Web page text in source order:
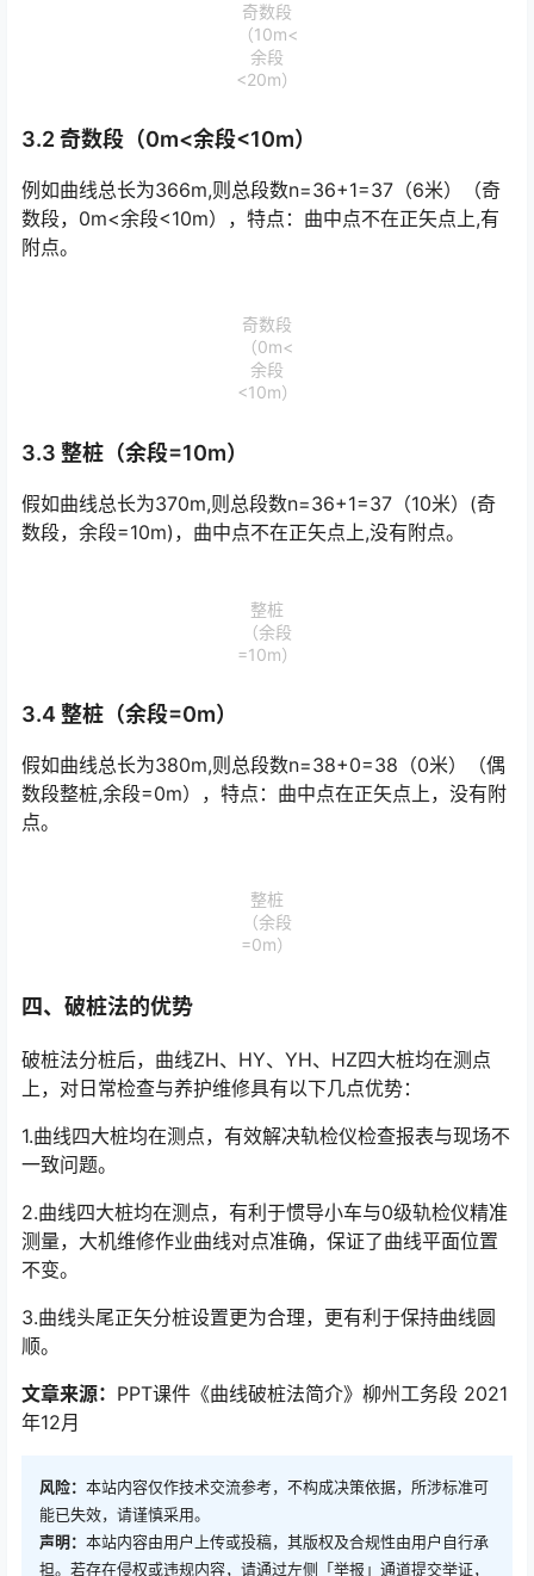
奇数段
（10m<
余段
<20m）
3.2 奇数段（0m<余段<10m）
例如曲线总长为366m,则总段数n=36+1=37（6米）（奇
数段，0m<余段<10m），特点：曲中点不在正矢点上,有
附点。
奇数段
（0m<
余段
<10m）
3.3 整桩（余段=10m）
假如曲线总长为370m,则总段数n=36+1=37（10米）(奇
数段，余段=10m)，曲中点不在正矢点上,没有附点。
整桩
（余段
=10m）
3.4 整桩（余段=0m）
假如曲线总长为380m,则总段数n=38+0=38（0米）（偶
数段整桩,余段=0m），特点：曲中点在正矢点上，没有附
点。
整桩
（余段
=0m）
四、破桩法的优势
破桩法分桩后，曲线ZH、HY、YH、HZ四大桩均在测点
上，对日常检查与养护维修具有以下几点优势：
1.曲线四大桩均在测点，有效解决轨检仪检查报表与现场不
一致问题。
2.曲线四大桩均在测点，有利于惯导小车与0级轨检仪精准
测量，大机维修作业曲线对点准确，保证了曲线平面位置
不变。
3.曲线头尾正矢分桩设置更为合理，更有利于保持曲线圆
顺。
文章来源： PPT课件《曲线破桩法简介》柳州工务段 2021
年12月
风险： 本站内容仅作技术交流参考，不构成决策依据，所涉标准可
能已失效，请谨慎采用。
声明： 本站内容由用户上传或投稿，其版权及合规性由用户自行承
担。若存在侵权或违规内容，请通过左侧「举报」通道提交举证，